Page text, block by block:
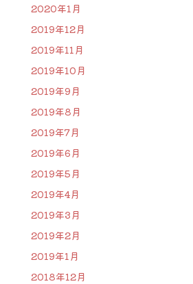
2020年1月
2019年12月
2019年11月
2019年10月
2019年9月
2019年8月
2019年7月
2019年6月
2019年5月
2019年4月
2019年3月
2019年2月
2019年1月
2018年12月